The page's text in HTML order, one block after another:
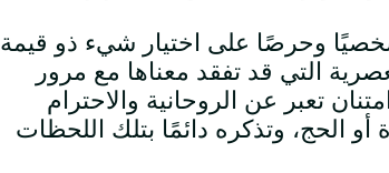
شخصيًا وحرصًا على اختيار شيء ذو قيمة
التي قد تفقد معناها مع مرور
تعبر عن الروحانية والاحترام
الحج، وتذكره دائمًا بتلك اللحظات